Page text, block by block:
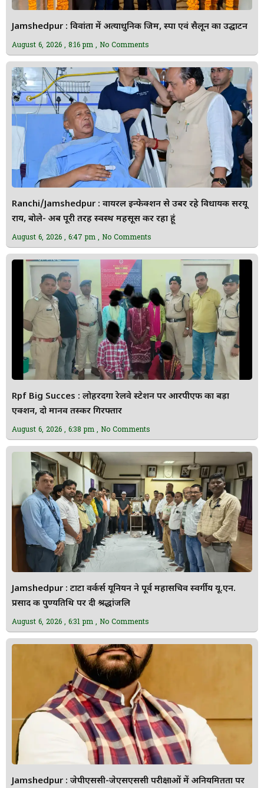
Jamshedpur : विवांता में अत्याधुनिक जिम, स्पा एवं सैलून का उद्घाटन
August 6, 2026 8:16 pm No Comments
Ranchi/Jamshedpur : वायरल इन्फेक्शन से उबर रहे विधायक सरयू
राय, बोले- अब पूरी तरह स्वस्थ महसूस कर रहा हूं
August 6, 2026 6:47 pm No Comments
Rpf Big Succes : लोहरदगा रेलवे स्टेशन पर आरपीएफ का बड़ा
एक्शन, दो मानव तस्कर गिरफ्तार
August 6, 2026 6:38 pm No Comments
Jamshedpur : टाटा वर्कर्स यूनियन ने पूर्व महासचिव स्वर्गीय यू.एन.
प्रसाद की पुण्यतिथि पर दी श्रद्धांजलि
August 6, 2026 6:31 pm No Comments
Jamshedpur : जेपीएससी-जेएसएससी परीक्षाओं में अनियमितता पर